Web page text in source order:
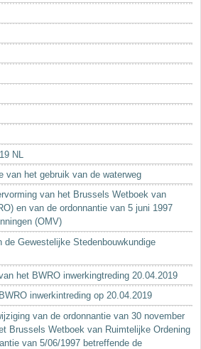
NL
van het gebruik van de waterweg
van het Brussels Wetboek van
en van de ordonnantie van 5 juni 1997
(OMV)
de Gewestelijke Stedenbouwkundige
het BWRO inwerkingtreding 20.04.2019
inwerkintreding op 20.04.2019
van de ordonnantie van 30 november
Brussels Wetboek van Ruimtelijke Ordening
van 5/06/1997 betreffende de